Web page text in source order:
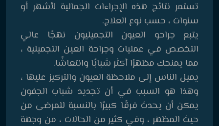
تستمر نتائج هذه الإجراءات الجمالية لأشهر أو
سنوات ، حسب نوع العلاج.
يتبع جراحو العيون التجميليون نهجًا عالي
التخصص في عمليات وجراحة العين التجميلية ،
مما يمنحك مظهرًا أكثر شبابًا وانتعاشًا.
يميل الناس إلى ملاحظة العيون والتركيز عليها ،
وهذا هو السبب في أن تجديد شباب الجفون
يمكن أن يحدث فرقًا كبيرًا بالنسبة للمرضى من
حيث المظهر ، وفي كثير من الحالات ، من وجهة